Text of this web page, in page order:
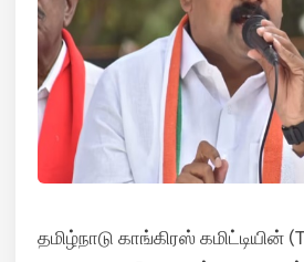
தமிழ்நாடு காங்கிரஸ் கமிட்டியின்